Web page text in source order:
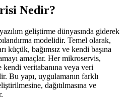
Nedir?
geliştirme dünyasında giderek
modelidir. Temel olarak,
küçük, bağımsız ve kendi başına
amaçlar. Her mikroservis,
veritabanına veya veri
Bu yapı, uygulamanın farklı
dağıtılmasına ve